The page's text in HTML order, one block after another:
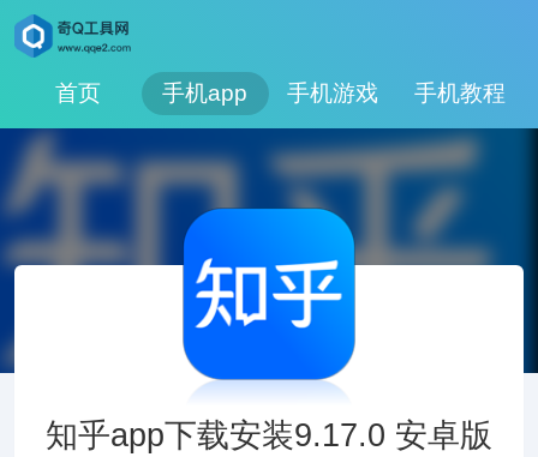
首页 手机app 手机游戏 手机教程
知乎app下载安装9.17.0 安卓版